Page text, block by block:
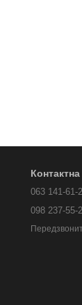
063 141-61-
098 237-55-